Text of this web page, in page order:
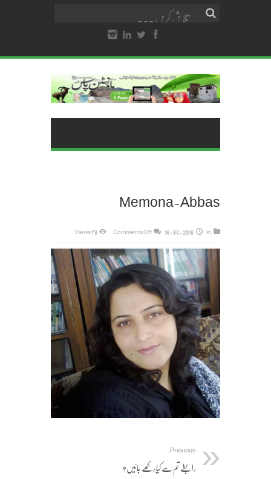
Memona-Abbas
in
16/04/2016
Comments Off
on
Memona-
Abbas
79 Views
Previous:
رابطے تم سے کیا رکھے جائیں؟